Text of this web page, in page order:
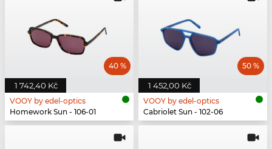
1 742,40 Kč
40 %
VOOY by edel-optics
Homework Sun - 106-01
1 452,00 Kč
50 %
VOOY by edel-optics
Cabriolet Sun - 102-06